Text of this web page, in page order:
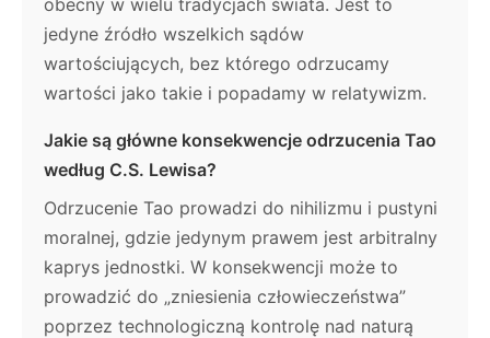
jedyne źródło wszelkich sądów
wartościujących, bez którego odrzucamy
wartości jako takie i popadamy w relatywizm.
Jakie są główne konsekwencje odrzucenia Tao
według C.S. Lewisa?
Odrzucenie Tao prowadzi do nihilizmu i pustyni
moralnej, gdzie jedynym prawem jest arbitralny
kaprys jednostki. W konsekwencji może to
prowadzić do „zniesienia człowieczeństwa”
poprzez technologiczną kontrolę nad naturą